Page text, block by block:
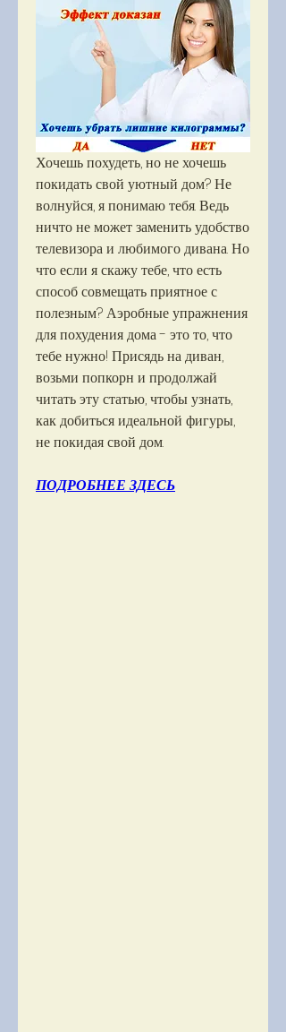
Хочешь похудеть, но не хочешь
покидать свой уютный дом? Не
волнуйся, я понимаю тебя. Ведь
ничто не может заменить удобство
телевизора и любимого дивана. Но
что если я скажу тебе, что есть
способ совмещать приятное с
полезным? Аэробные упражнения
для похудения дома - это то, что
тебе нужно! Присядь на диван,
возьми попкорн и продолжай
читать эту статью, чтобы узнать,
как добиться идеальной фигуры,
не покидая свой дом.
ПОДРОБНЕЕ ЗДЕСЬ